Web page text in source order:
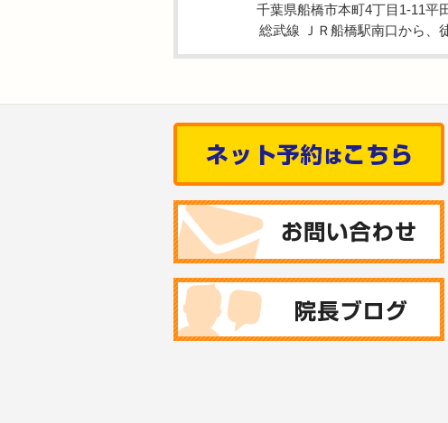
千葉県船橋市本町4丁目1-11平
総武線 ＪＲ船橋駅南口から、